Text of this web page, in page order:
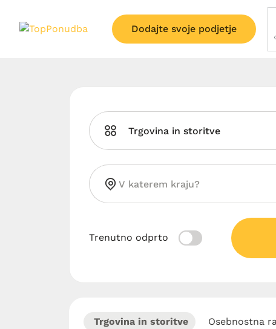
Dodajte svoje podjetje
Trgovina in storitve
Trenutno odprto
Trgovina in storitve Osebnostna